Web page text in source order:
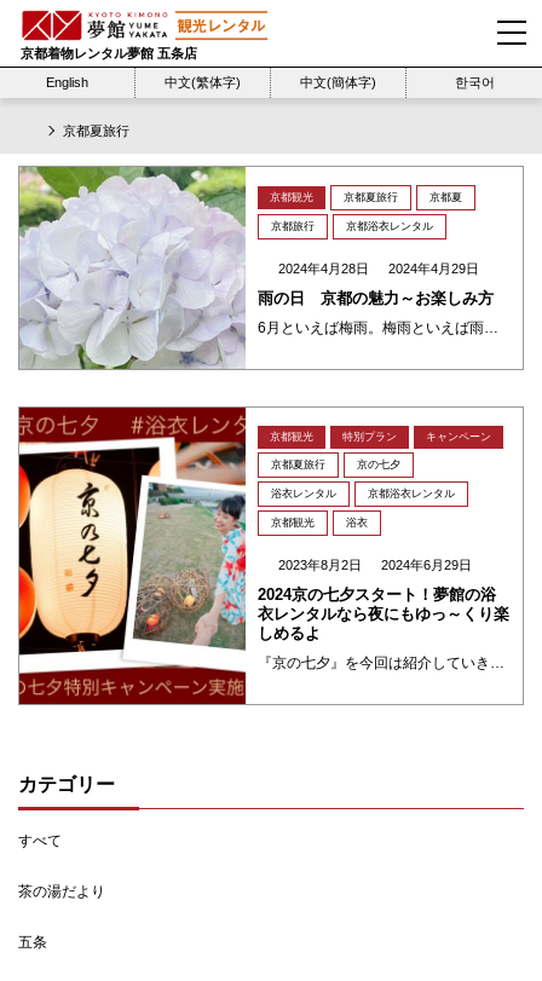
京都着物レンタル夢館 五条店
English
中文(繁体字) 中文(簡体字) 한국어
京都夏旅行
カテゴリー
すべて
茶の湯だより
五条
京都観光 京都夏旅行 京都夏
京都旅行 京都浴衣レンタル
2024年4月28日 2024年4月29日
雨の日 京都の魅力～お楽しみ方
6月といえば梅雨。梅雨といえば雨。雨の日が続くと蒸し暑く、服や足元も雨で濡れるし苦手な季節だと思う方も多いのではないでしょうか。外出も億劫になりがちですが、そんな6月でしか経験出来ない京都の魅力をご紹介♡ 雨の日の京都の ・・・
京都観光 特別プラン キャンペーン
京都夏旅行 京の七夕
浴衣レンタル 京都浴衣レンタル
京都観光 浴衣
2023年8月2日 2024年6月29日
2024京の七夕スタート！夢館の浴
衣レンタルなら夜にもゆっ～くり楽
しめるよ
『京の七夕』を今回は紹介していきます！“一年に一度、願いごとをする”という古くから伝わる七夕の節句の意義や云われを見つめ直し、その伝統を引き継ぎつつ、伝統産業や和装の振興など京都ならではの現代版・七夕まつりとして、京都各地でそれぞれ特色のある「京の七夕」を開催します。